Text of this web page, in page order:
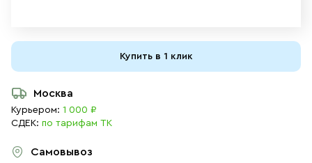
Купить в 1 клик
Москва
Курьером: 1 000 ₽
СДЕК: по тарифам ТК
Самовывоз